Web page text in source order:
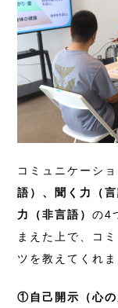
コミュニケーシ
語）、聞く力（
力（非言語）の4
まえた上で、コ
ツを教えてくれま
①自己開示（心の